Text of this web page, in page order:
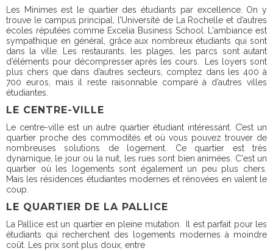
Les Minimes est le quartier des étudiants par excellence. On y
trouve le campus principal, l’Université de La Rochelle et d’autres
écoles réputées comme Excelia Business School. L'ambiance est
sympathique en général, grâce aux nombreux étudiants qui sont
dans la ville. Les restaurants, les plages, les parcs sont autant
d’éléments pour décompresser après les cours. Les loyers sont
plus chers que dans d’autres secteurs, comptez dans les 400 à
700 euros, mais il reste raisonnable comparé à d’autres villes
étudiantes.
LE CENTRE-VILLE
Le centre-ville est un autre quartier étudiant intéressant. C’est un
quartier proche des commodités et où vous pouvez trouver de
nombreuses solutions de logement. Ce quartier est très
dynamique, le jour ou la nuit, les rues sont bien animées. C'est un
quartier où les logements sont également un peu plus chers.
Mais les résidences étudiantes modernes et rénovées en valent le
coup.
LE QUARTIER DE LA PALLICE
La Pallice est un quartier en pleine mutation. Il est parfait pour les
étudiants qui recherchent des logements modernes à moindre
coût. Les prix sont plus doux, entre